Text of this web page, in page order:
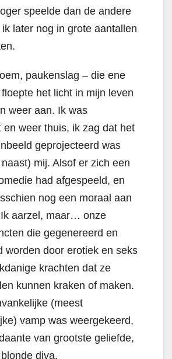
speelde dan de andere
later nog in grote aantallen
paukenslag – die ene
het licht in mijn leven
weer aan. Ik was
en weer thuis, ik zag dat het
geprojecteerd was
mij. Alsof er zich een
had afgespeeld, en
nog een moraal aan
aarzel, maar… onze
die gegenereerd en
worden door erotiek en seks
krachten dat ze
kunnen kraken of maken.
(meest
vamp was weergekeerd,
van grootste geliefde,
diva.